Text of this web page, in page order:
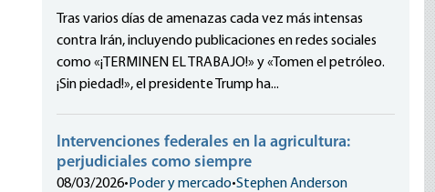
Tras varios días de amenazas cada vez más intensas
contra Irán, incluyendo publicaciones en redes sociales
como «¡TERMINEN EL TRABAJO!» y «Tomen el petróleo.
¡Sin piedad!», el presidente Trump ha...
Intervenciones federales en la agricultura:
perjudiciales como siempre
08/03/2026• Poder y mercado•Stephen Anderson